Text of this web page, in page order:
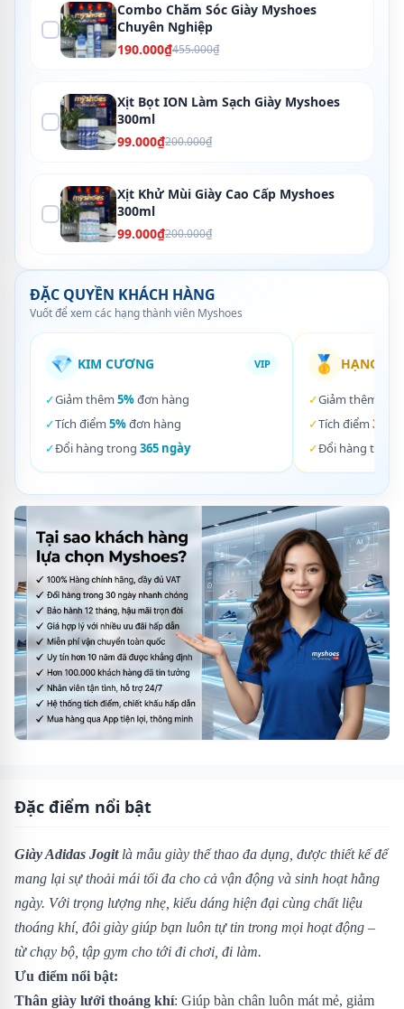
Combo Chăm Sóc Giày Myshoes
Chuyên Nghiệp
190.000₫455.000₫
Xịt Bọt ION Làm Sạch Giày Myshoes
300ml
99.000₫200.000₫
Xịt Khử Mùi Giày Cao Cấp Myshoes
300ml
99.000₫200.000₫
ĐẶC QUYỀN KHÁCH HÀNG
Vuốt để xem các hạng thành viên Myshoes
💎 KIM CƯƠNG VIP
✓Giảm thêm 5%đơn hàng
✓Tích điểm 5%đơn hàng
✓Đổi hàng trong 365 ngày
🥇 HẠNG
✓Giảm thêm
✓Tích điểm 3%
✓Đổi hàng trong
Đặc điểm nổi bật
Giày Adidas Jogitlà mẫu giày thể thao đa dụng, được thiết kế để
mang lại sự thoải mái tối đa cho cả vận động và sinh hoạt hằng
ngày. Với trọng lượng nhẹ, kiểu dáng hiện đại cùng chất liệu
thoáng khí, đôi giày giúp bạn luôn tự tin trong mọi hoạt động –
từ chạy bộ, tập gym cho tới đi chơi, đi làm.
Ưu điểm nổi bật:
Thân giày lưới thoáng khí: Giúp bàn chân luôn mát mẻ, giảm